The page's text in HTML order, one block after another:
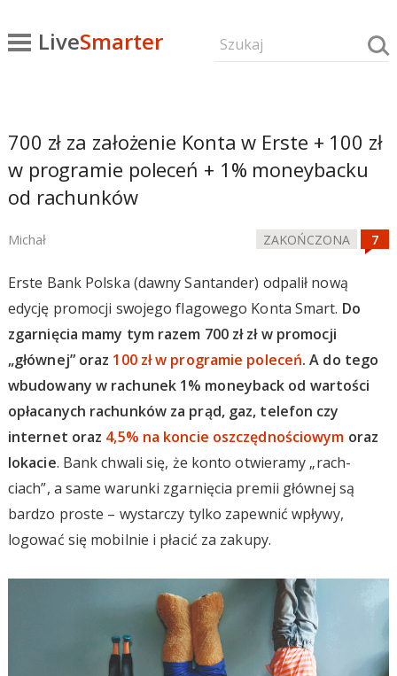
LiveSmarter
700 zł za założenie Konta w Erste + 100 zł
w programie poleceń + 1% moneybacku
od rachunków
Michał ZAKOŃCZONA
Erste Bank Polska (dawny Santander) odpalił nową
edycję promocji swojego flagowego Konta Smart. Do
zgarnięcia mamy tym razem 700 zł zł w promocji
„głównej” oraz 100 zł w programie poleceń. A do tego
wbudowany w rachunek 1% moneyback od wartości
opłacanych rachunków za prąd, gaz, telefon czy
internet oraz 4,5% na koncie oszczędnościowym oraz
lokacie. Bank chwali się, że konto otwieramy „rach-
ciach”, a same warunki zgarnięcia premii głównej są
bardzo proste – wystarczy tylko zapewnić wpływy,
logować się mobilnie i płacić za zakupy.